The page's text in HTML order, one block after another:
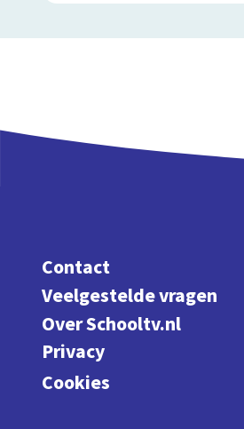
Contact
Veelgestelde vragen
Over Schooltv.nl
Privacy
Cookies